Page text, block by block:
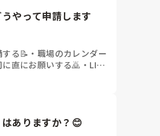
やって申請します
る📝 ・ 職場のカレンダー
に直にお願いする🙇 ・ LINE
はありますか？😊